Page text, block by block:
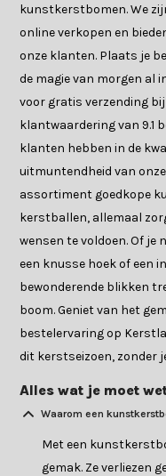
kunstkerstbomen. We
online verkopen en
onze klanten. Plaats je
de magie van morgen al
voor gratis verzending
klantwaardering van 9.1
klanten hebben in de
uitmuntendheid van
assortiment goedkope
kerstballen, allemaal
wensen te voldoen. Of je
een knusse hoek of een
bewonderende blikken
boom. Geniet van het
bestelervaring op
dit kerstseizoen, zonder
Alles wat je moet
Waarom een
Met een
gemak. Ze verliezen